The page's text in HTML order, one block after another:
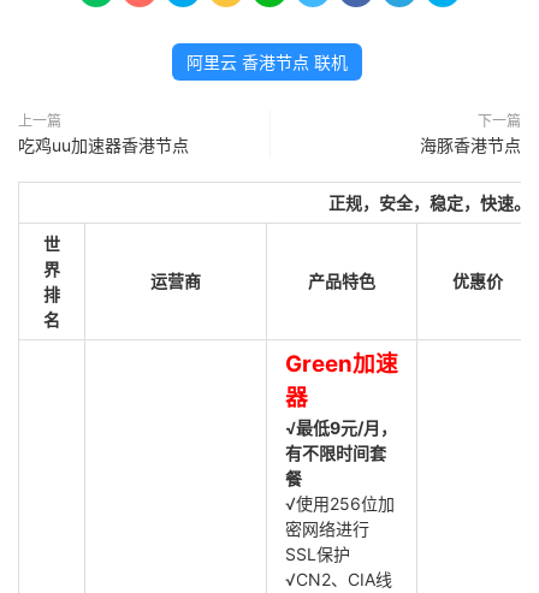
阿里云 香港节点 联机
上一篇
吃鸡uu加速器香港节点
下一篇
海豚香港节点
正规，安全，稳定，快速。
世
界
排
名
运营商 产品特色 优惠价
Green加速
器
√最低9元/月，
有不限时间套
餐
√使用256位加
密网络进行
SSL保护
√CN2、CIA线